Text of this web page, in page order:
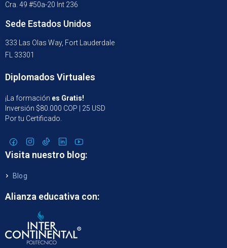
Cra. 49 #50a-20 Int 236
Sede Estados Unidos
333 Las Olas Way, Fort Lauderdale
FL 33301
Diplomados Virtuales
¡La formación es Gratis!
Inversión $80.000 COP | 25 USD
Por tu Certificado.
Visita nuestro blog:
Blog
Alianza educativa con: